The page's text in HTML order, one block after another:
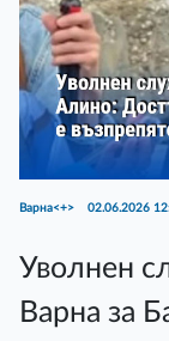
Варна<+> 02.06.2026
Уволнен
Варна за